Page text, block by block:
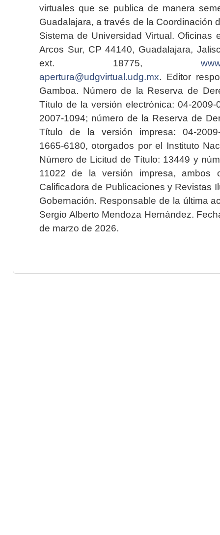
virtuales que se publica de manera
Guadalajara, a través de la Coordinación
Sistema de Universidad Virtual. Oficinas
Arcos Sur, CP 44140, Guadalajara,
ext. 18775,
apertura@udgvirtual.udg.mx. Editor
Gamboa. Número de la Reserva de
Título de la versión electrónica: 04-2009-
2007-1094; número de la Reserva de
Título de la versión impresa: 04-2009-
1665-6180, otorgados por el Instituto
Número de Licitud de Título: 13449 y
11022 de la versión impresa, ambos
Calificadora de Publicaciones y Revistas
Gobernación. Responsable de la última
Sergio Alberto Mendoza Hernández.
de marzo de 2026.